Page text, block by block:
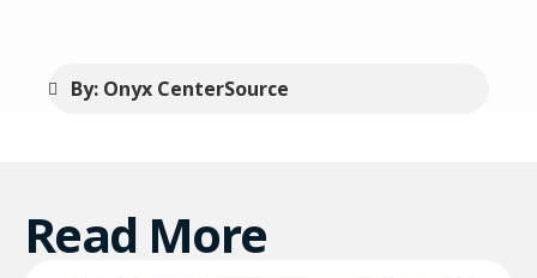
By: Onyx CenterSource
Read More